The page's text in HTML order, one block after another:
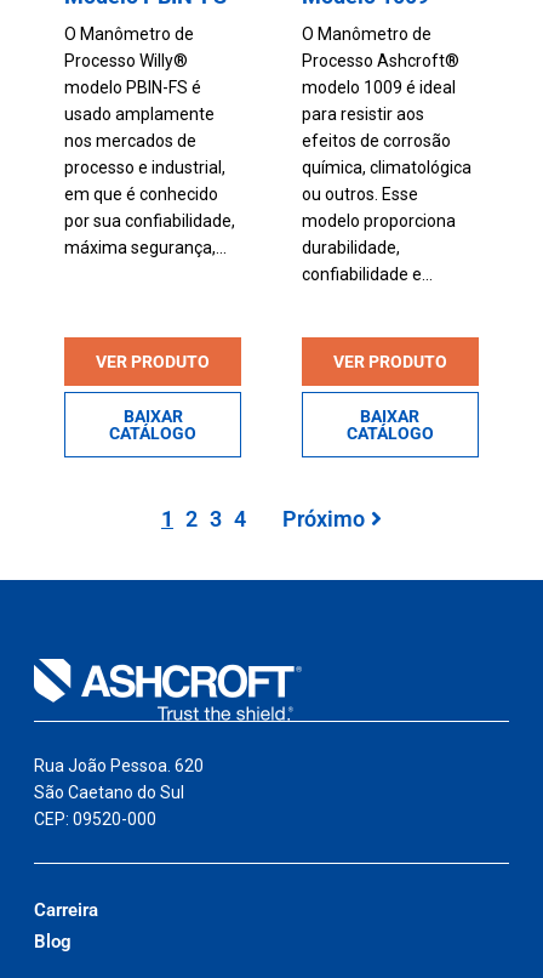
O Manômetro de
Processo Willy®
modelo PBIN-FS é
usado amplamente
nos mercados de
processo e industrial,
em que é conhecido
por sua confiabilidade,
máxima segurança,...
VER PRODUTO
BAIXAR
CATÁLOGO
O Manômetro de
Processo Ashcroft®
modelo 1009 é ideal
para resistir aos
efeitos de corrosão
química, climatológica
ou outros. Esse
modelo proporciona
durabilidade,
confiabilidade e...
VER PRODUTO
BAIXAR
CATÁLOGO
1 2 3 4 Próximo
Rua João Pessoa. 620
São Caetano do Sul
CEP: 09520-000
Carreira
Blog